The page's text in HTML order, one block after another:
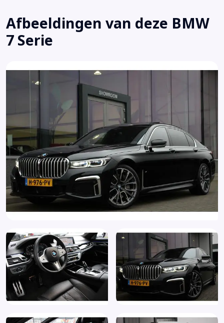
Verwarmde stoelen voor en achter (4HA)
Voorstoelen verwarmd
Achterstoelen elektrisch verstelbaar
Active Cornering Enhancement
Adaptief demping systeem
Airbag(s) hoofd achter
Airbag(s) hoofd voor
Airbag(s) knie
Airbag(s) side voor
Airbag bestuurder
Airbag passagier
Anti Blokkeer Systeem
Anti doorSlip Regeling
Armsteun achter
Armsteun voor
Audio installatie
Audio installatie high end
Automatische sporttransmissie 8-traps (2TB)
Afbeeldingen van deze BMW
7 Serie